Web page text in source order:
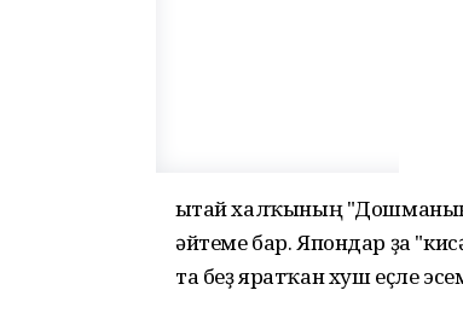
Ҡытай халҡының
әйтеме бар. Япондар ҙа
та беҙ яратҡан хуш еҫле